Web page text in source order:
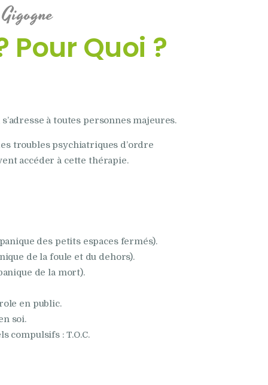
Pour Quoi ?
à toutes personnes majeures.
troubles psychiatriques d’ordre
accéder à cette thérapie.
des petits espaces fermés).
de la foule et du dehors).
de la mort).
en public.
soi.
compulsifs : T.O.C.